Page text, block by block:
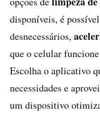
disponíveis, é
desnecessários,
que o celular
Escolha o aplicativo
necessidades e
um dispositivo